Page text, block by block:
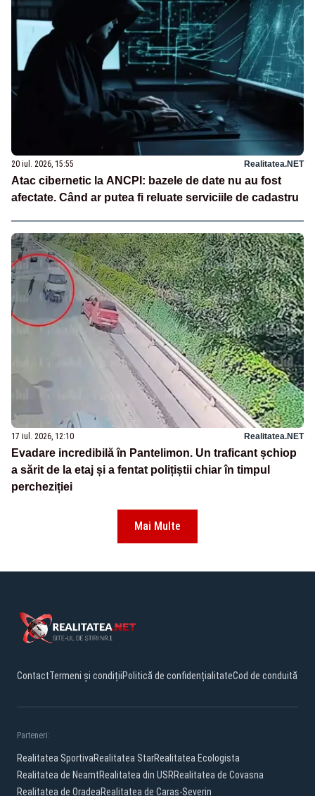
20 iul. 2026, 15:55 Realitatea.NET
Atac cibernetic la ANCPI: bazele de date nu au fost
afectate. Când ar putea fi reluate serviciile de cadastru
17 iul. 2026, 12:10 Realitatea.NET
Evadare incredibilă în Pantelimon. Un traficant șchiop
a sărit de la etaj și a fentat polițiștii chiar în timpul
percheziției
Mai Multe
ContactTermeni și condițiiPolitică de confidențialitateCod de conduită
Parteneri:
Realitatea SportivaRealitatea StarRealitatea Ecologista
Realitatea de NeamtRealitatea din USRRealitatea de Covasna
Realitatea de OradeaRealitatea de Caras-Severin